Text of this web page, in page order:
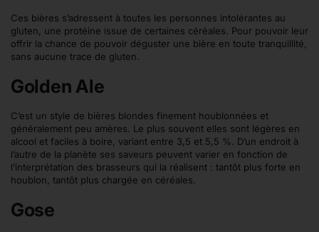
Ces bières s’adressent à toutes les personnes intolérantes au
gluten, une protéine issue de certaines céréales. Pour pouvoir leur
offrir la chance de pouvoir déguster une bière en toute tranquillité,
sans aucune trace de gluten.
Golden Ale
C’est un style de bières blondes finement houblonnées et
généralement peu amères. Le plus souvent elles sont légères en
alcool et faciles à boire, variant entre 3,5 et 5,5 %. D’un endroit à
l’autre de la planète ses saveurs peuvent varier en fonction de
l’interprétation des brasseurs qui la réalisent : tantôt plus forte en
houblon, tantôt plus chargée en céréales.
Gose